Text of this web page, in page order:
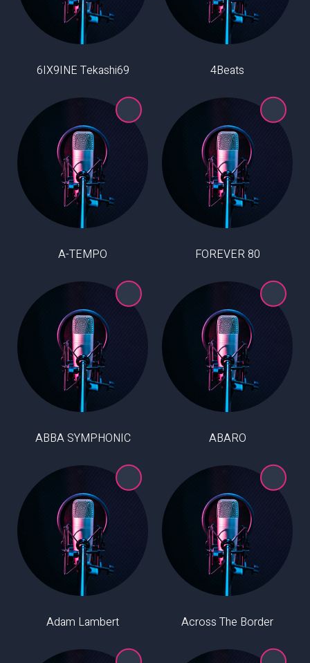
4Beats
6IX9INE Tekashi69
80 FOREVER
A-TEMPO
ABARO
ABBA SYMPHONIC
Across The Border
Adam Lambert